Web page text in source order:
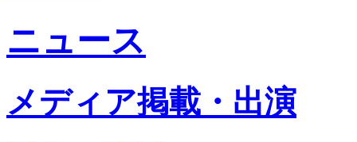
ニュース
メディア掲載・出演